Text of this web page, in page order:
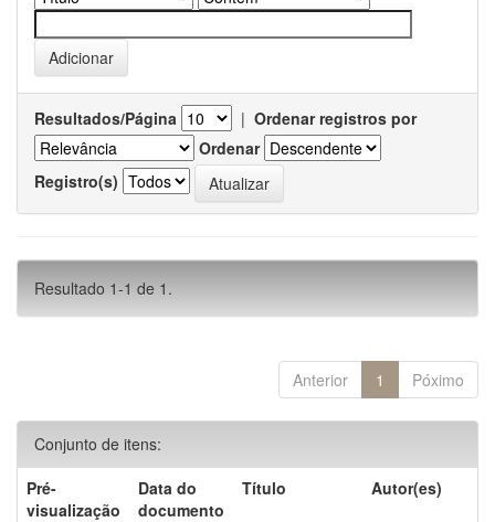
Resultados/Página | Ordenar registros por
Ordenar
Registro(s)
Resultado 1-1 de 1.
Anterior 1 Póximo
Conjunto de itens:
Pré-
visualização
Data do
documento
Título Autor(es)